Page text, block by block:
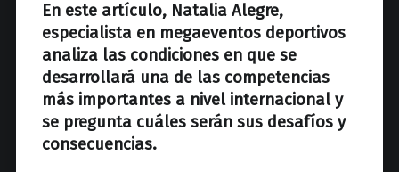
En este artículo, Natalia Alegre,
especialista en megaeventos deportivos
analiza las condiciones en que se
desarrollará una de las competencias
más importantes a nivel internacional y
se pregunta cuáles serán sus desafíos y
consecuencias.